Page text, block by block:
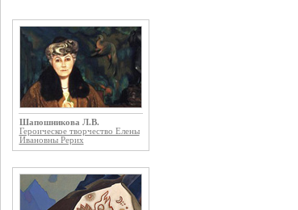
Шапошникова Л.В.
Героическое творчество Елены
Ивановны Рерих